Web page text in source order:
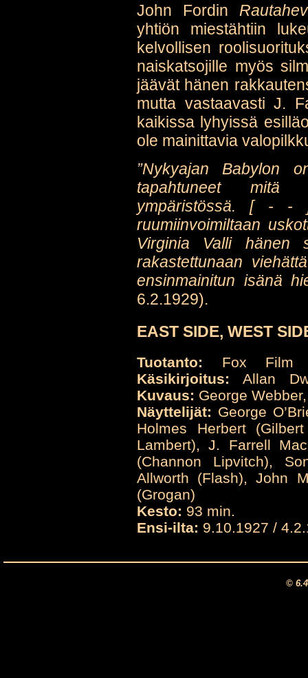
John Fordin
yhtiön miestähtiin
kelvollisen
naiskatsojille myös
jäävät hänen
mutta vastaavasti J.
kaikissa lyhyissä
ole mainittavia
”Nykyajan Babylon
tapahtuneet mitä
ympäristössä. [ - - ]
ruumiinvoimiltaan
Virginia Valli hänen
rakastettunaan
ensinmainitun isänä
6.2.1929).
EAST SIDE, WEST
Tuotanto: Fox Film
Käsikirjoitus: Allan
Kuvaus: George
Näyttelijät: George
Holmes Herbert
Lambert), J. Farrell
(Channon Lipvitch),
Allworth (Flash), John
(Grogan)
Kesto: 93 min.
Ensi-ilta: 9.10.1927 /
©